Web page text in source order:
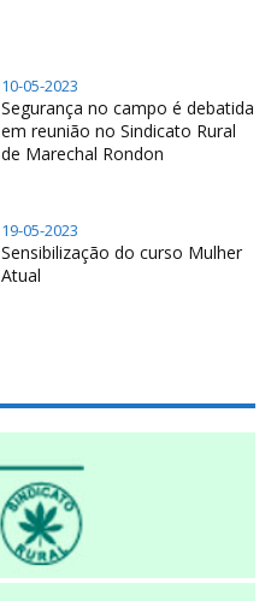
10-05-2023
Segurança no campo é debatida
em reunião no Sindicato Rural
de Marechal Rondon
19-05-2023
Sensibilização do curso Mulher
Atual